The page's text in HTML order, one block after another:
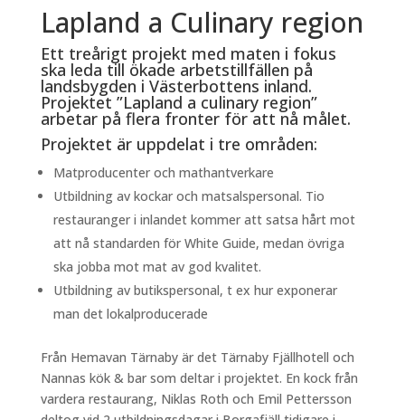
Lapland a Culinary region
Ett treårigt projekt med maten i fokus
ska leda till ökade arbetstillfällen på
landsbygden i Västerbottens inland.
Projektet ”Lapland a culinary region”
arbetar på flera fronter för att nå målet.
Projektet är uppdelat i tre områden:
Matproducenter och mathantverkare
Utbildning av kockar och matsalspersonal. Tio
restauranger i inlandet kommer att satsa hårt mot
att nå standarden för White Guide, medan övriga
ska jobba mot mat av god kvalitet.
Utbildning av butikspersonal, t ex hur exponerar
man det lokalproducerade
Från Hemavan Tärnaby är det Tärnaby Fjällhotell och
Nannas kök & bar som deltar i projektet. En kock från
vardera restaurang, Niklas Roth och Emil Pettersson